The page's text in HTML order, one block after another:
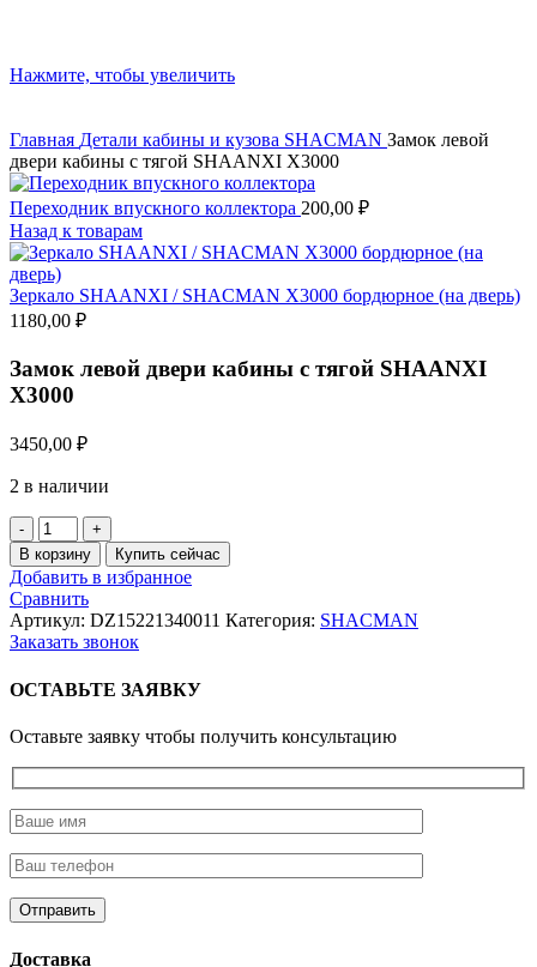
Нажмите, чтобы увеличить
Главная Детали кабины и кузова SHACMAN Замок левой
двери кабины с тягой SHAANXI X3000
Переходник впускного коллектора 200,00 ₽
Назад к товарам
Зеркало SHAANXI / SHACMAN X3000 бордюрное (на дверь)
1180,00 ₽
Замок левой двери кабины с тягой SHAANXI
X3000
3450,00 ₽
2 в наличии
Количество
товара
Замок
левой
двери
кабины
с
SHAANXI
В корзину Купить сейчас
Добавить в избранное
Сравнить
Артикул: DZ15221340011 Категория: SHACMAN
Заказать звонок
ОСТАВЬТЕ ЗАЯВКУ
Оставьте заявку чтобы получить консультацию
Доставка